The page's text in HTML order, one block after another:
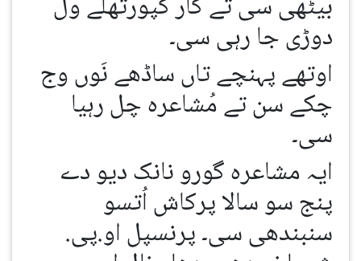
دوڑی جا رہی سی۔
اوتھے پہنچے تاں ساڈھے نَوں وج
چکے سن تے مُشاعرہ چل رہیا
سی۔
ایہ مشاعرہ گورو نانک دیو دے
پنج سو سالا پرکاش اُتسو
سنبندھی سی۔ پرنسپل او.پی.